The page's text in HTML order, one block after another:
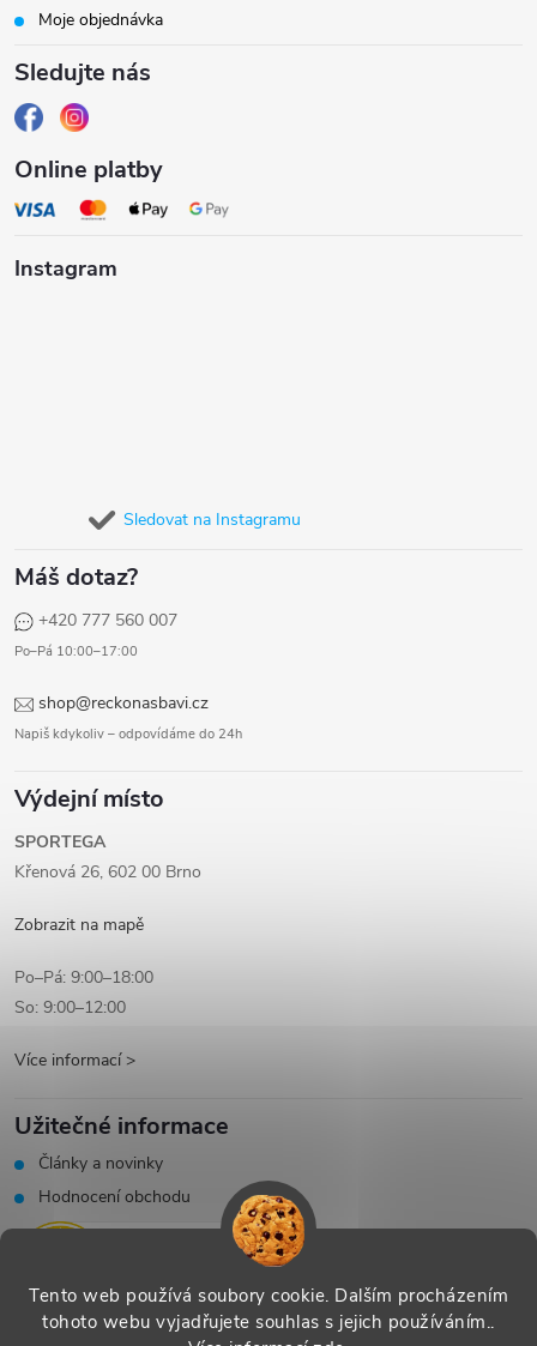
Tento web používá soubory cookie. Dalším procházením
tohoto webu vyjadřujete souhlas s jejich používáním..
Moje objednávka
Sledujte nás
Online platby
Instagram
Sledovat na Instagramu
Máš dotaz?
+420 777 560 007
Po–Pá 10:00–17:00
shop@reckonasbavi.cz
Napiš kdykoliv – odpovídáme do 24h
Výdejní místo
SPORTEGA
Křenová 26, 602 00 Brno
Zobrazit na mapě
Po–Pá: 9:00–18:00
So: 9:00–12:00
Více informací >
Užitečné informace
Články a novinky
Hodnocení obchodu